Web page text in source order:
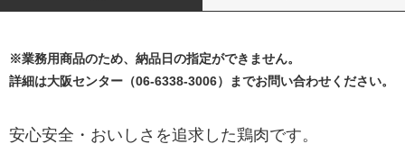
※業務用商品のため、納品日の指定ができません。
詳細は大阪センター（06-6338-3006）までお問い合わせください。
安心安全・おいしさを追求した鶏肉です。